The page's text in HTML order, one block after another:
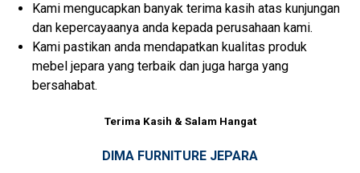
Kami mengucapkan banyak terima kasih atas kunjungan
dan kepercayaanya anda kepada perusahaan kami.
Kami pastikan anda mendapatkan kualitas produk
mebel jepara yang terbaik dan juga harga yang
bersahabat.
Terima Kasih & Salam Hangat
DIMA FURNITURE JEPARA